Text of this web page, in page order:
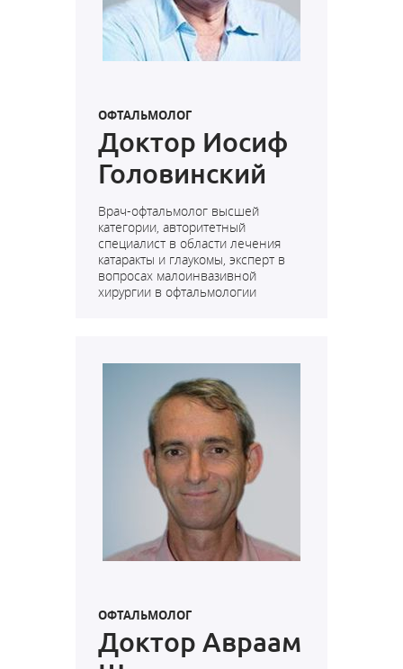
ОФТАЛЬМОЛОГ
Доктор Иосиф
Головинский
Врач-офтальмолог высшей
категории, авторитетный
специалист в области лечения
катаракты и глаукомы, эксперт в
вопросах малоинвазивной
хирургии в офтальмологии
ОФТАЛЬМОЛОГ
Доктор Авраам